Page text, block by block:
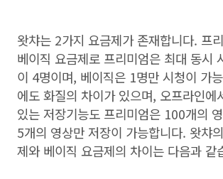
왓챠는 2가지 요금제가 존재합니다. 프
베이직 요금제로 프리미엄은 최대 동시
이 4명이며, 베이직은 1명만 시청이 가
에도 화질의 차이가 있으며, 오프라인에
있는 저장기능도 프리미엄은 100개의
5개의 영상만 저장이 가능합니다. 왓챠
제와 베이직 요금제의 차이는 다음과 같